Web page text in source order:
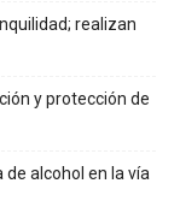
realizan
y protección de
alcohol en la vía